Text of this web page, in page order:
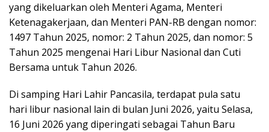
yang dikeluarkan oleh Menteri Agama, Menteri
Ketenagakerjaan, dan Menteri PAN-RB dengan nomor:
1497 Tahun 2025, nomor: 2 Tahun 2025, dan nomor: 5
Tahun 2025 mengenai Hari Libur Nasional dan Cuti
Bersama untuk Tahun 2026.
Di samping Hari Lahir Pancasila, terdapat pula satu
hari libur nasional lain di bulan Juni 2026, yaitu Selasa,
16 Juni 2026 yang diperingati sebagai Tahun Baru